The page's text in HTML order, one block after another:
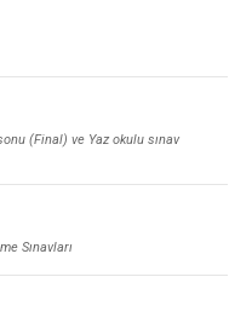
(Final) ve Yaz okulu sınav
Sınavları